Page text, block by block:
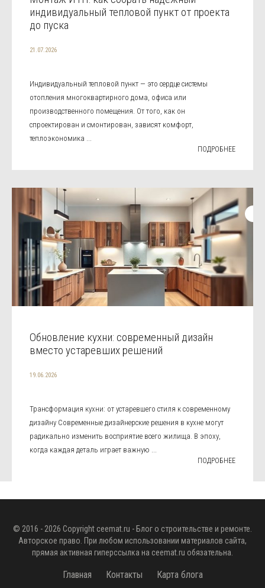
индивидуальный тепловой пункт от проекта
до пуска
21.07.2026
Индивидуальный тепловой пункт — это сердце системы
отопления многоквартирного дома, офиса или
производственного помещения. От того, как он
спроектирован и смонтирован, зависят комфорт,
теплоэкономика ...
ПОДРОБНЕЕ
Обновление кухни: современный дизайн
вместо устаревших решений
19.06.2026
Трансформация кухни: от устаревшего стиля к современному
дизайну Современные дизайнерские решения в кухне могут
радикально изменить восприятие всего жилища. В эпоху,
когда каждая деталь играет важную ...
ПОДРОБНЕЕ
© 2016 - 2026 Copyright ceemat.ru - Блог о строительстве и ремонте.
Авторское право. При любом использовании материалов сайта,
прямая активная гиперссылка на ceemat.ru обязательна.
Главная Контакты Карта блога